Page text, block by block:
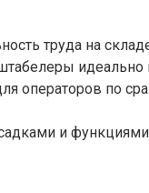
труда на
идеально
операторов по
и функциями,